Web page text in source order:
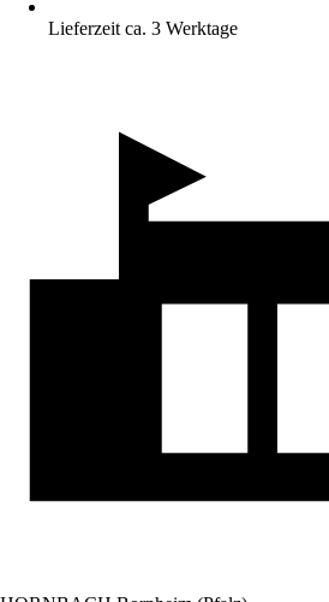
Lieferzeit ca. 3 Werktage